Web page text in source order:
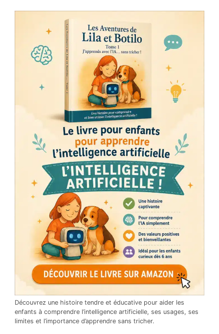
Découvrez une histoire tendre et éducative pour aider les
enfants à comprendre l’intelligence artificielle, ses usages, ses
limites et l’importance d’apprendre sans tricher.